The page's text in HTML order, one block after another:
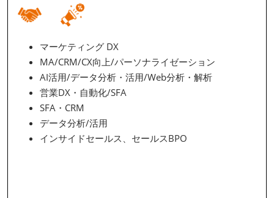
マーケティング DX
MA/CRM/CX向上/パーソナライゼーション
AI活用/データ分析・活用/Web分析・解析
営業DX・自動化/SFA
SFA・CRM
データ分析/活用
インサイドセールス、セールスBPO